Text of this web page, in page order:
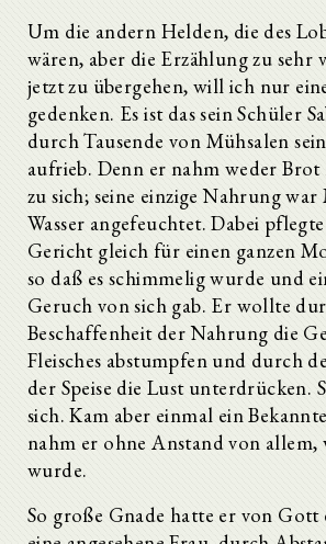
Um die andern Helden, die des
wären, aber die Erzählung zu sehr
jetzt zu übergehen, will ich nur
gedenken. Es ist das sein Schüler
durch Tausende von Mühsalen
aufrieb. Denn er nahm weder
zu sich; seine einzige Nahrung war
Wasser angefeuchtet. Dabei pflegte
Gericht gleich für einen ganzen
so daß es schimmelig wurde und
Geruch von sich gab. Er wollte
Beschaffenheit der Nahrung die
Fleisches abstumpfen und durch
der Speise die Lust unterdrücken.
sich. Kam aber einmal ein
nahm er ohne Anstand von allem,
wurde.
So große Gnade hatte er von Gott